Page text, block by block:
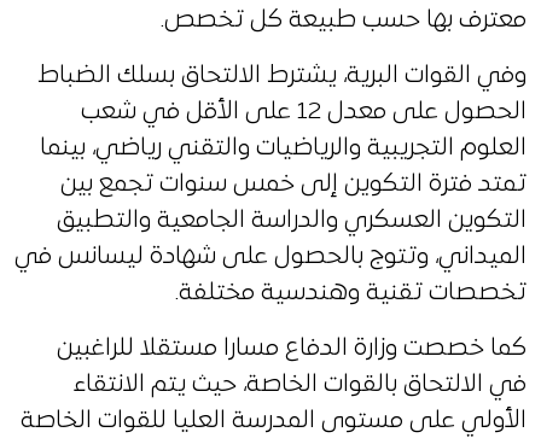
معترف بها حسب طبيعة كل تخصص.
وفي القوات البرية، يشترط الالتحاق بسلك الضباط
الحصول على معدل 12 على الأقل في شعب
العلوم التجريبية والرياضيات والتقني رياضي، بينما
تمتد فترة التكوين إلى خمس سنوات تجمع بين
التكوين العسكري والدراسة الجامعية والتطبيق
الميداني، وتتوج بالحصول على شهادة ليسانس في
تخصصات تقنية وهندسية مختلفة.
كما خصصت وزارة الدفاع مسارا مستقلا للراغبين
في الالتحاق بالقوات الخاصة، حيث يتم الانتقاء
الأولي على مستوى المدرسة العليا للقوات الخاصة